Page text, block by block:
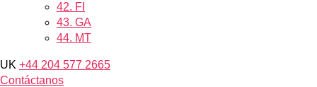
42. FI
43. GA
44. MT
UK +44 204 577 2665
Contáctanos